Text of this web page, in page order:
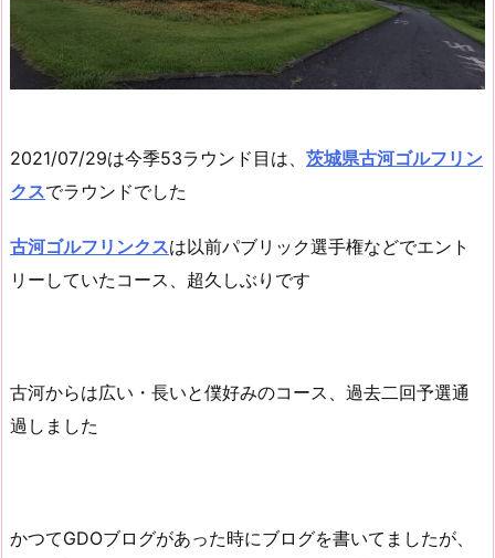
2021/07/29は今季53ラウンド目は、 茨城県古河ゴルフリン
クスでラウンドでした
古河ゴルフリンクスは以前パブリック選手権などでエント
リーしていたコース、超久しぶりです
古河からは広い・長いと僕好みのコース、過去二回予選通
過しました
かつてGDOブログがあった時にブログを書いてましたが、